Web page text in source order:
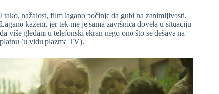
I tako, nažalost, film lagano počinje da gubi na zanimljivosti.
Lagano kažem, jer tek me je sama završnica dovela u situaciju
da više gledam u telefonski ekran nego ono što se dešava na
platnu (u vidu plazma TV).